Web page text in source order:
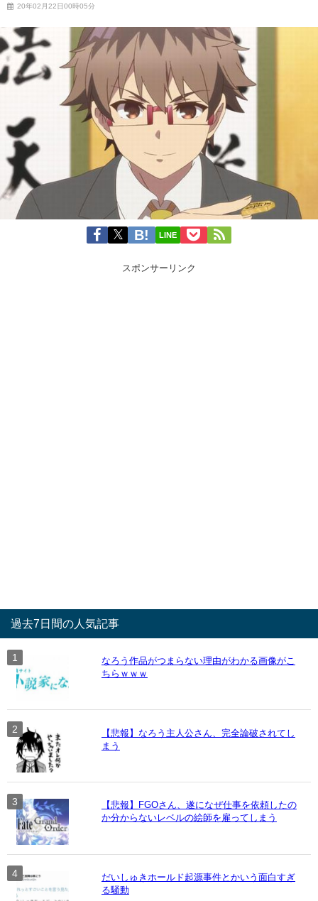
20年02月22日00時05分
LINE
スポンサーリンク
過去7日間の人気記事
なろう作品がつまらない理由がわかる画像がこ
ちらｗｗｗ
【悲報】なろう主人公さん、完全論破されてし
まう
【悲報】FGOさん、遂になぜ仕事を依頼したの
か分からないレベルの絵師を雇ってしまう
だいしゅきホールド起源事件とかいう面白すぎ
る騒動